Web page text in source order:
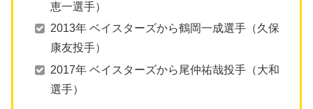
恵一選手）
2013年 ベイスターズから鶴岡一成選手（久保
康友投手）
2017年 ベイスターズから尾仲祐哉投手（大和
選手）